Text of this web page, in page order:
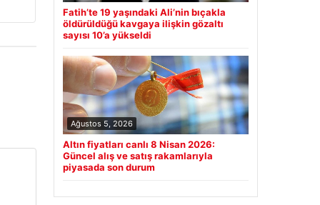
Fatih’te 19 yaşındaki Ali’nin bıçakla
öldürüldüğü kavgaya ilişkin gözaltı
sayısı 10’a yükseldi
Ağustos 5, 2026
Altın fiyatları canlı 8 Nisan 2026:
Güncel alış ve satış rakamlarıyla
piyasada son durum